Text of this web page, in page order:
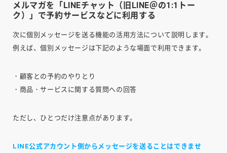
メルマガを「LINEチャット（旧LINE＠の1:1トー
ク）」で予約サービスなどに利用する
次に個別メッセージを送る機能の活用方法について説明します。
例えば、個別メッセージは下記のような場面で利用できます。
・顧客との予約のやりとり
・商品・サービスに関する質問への回答
ただし、ひとつだけ注意点があります。
LINE公式アカウント側からメッセージを送ることはできませ